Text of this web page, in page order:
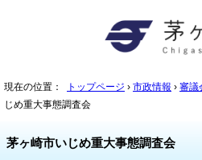
現在の位置： トップページ › 市政情報 › 審議
じめ重大事態調査会
茅ヶ崎市いじめ重大事態調査会